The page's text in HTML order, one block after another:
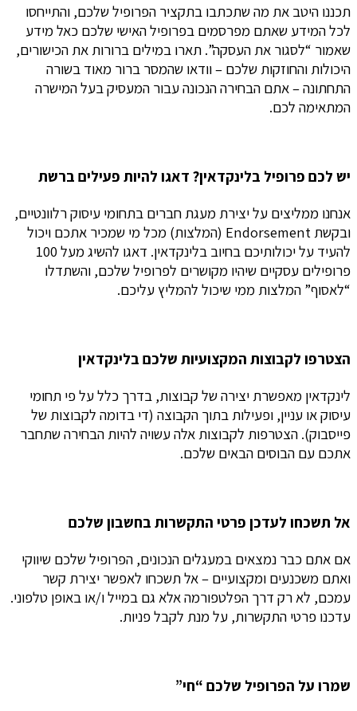
תכננו היטב את מה שתכתבו בתקציר הפרופיל שלכם, והתייחסו
לכל המידע שאתם מפרסמים בפרופיל האישי שלכם כאל מידע
שאמור “לסגור את העסקה”. תארו במילים ברורות את הכישורים,
היכולות והחוזקות שלכם – וודאו שהמסר ברור מאוד בשורה
התחתונה – אתם הבחירה הנכונה עבור המעסיק בעל המישרה
המתאימה לכם.
יש לכם פרופיל בלינקדאין? דאגו להיות פעילים ברשת
אנחנו ממליצים על יצירת מעגת חברים בתחומי עיסוק רלוונטיים,
ובקשת Endorsement (המלצות) מכל מי שמכיר אתכם ויכול
להעיד על יכולותיכם בחיוב בלינקדאין. דאגו להשיג מעל 100
פרופילים עסקיים שיהיו מקושרים לפרופיל שלכם, והשתדלו
“לאסוף” המלצות ממי שיכול להמליץ עליכם.
הצטרפו לקבוצות המקצועיות שלכם בלינקדאין
לינקדאין מאפשרת יצירה של קבוצות, בדרך כלל על פי תחומי
עיסוק או עניין, ופעילות בתוך הקבוצה (די בדומה לקבוצות של
פייסבוק). הצטרפות לקבוצות אלה עשויה להיות הבחירה שתחבר
אתכם עם הבוסים הבאים שלכם.
אל תשכחו לעדכן פרטי התקשרות בחשבון שלכם
אם אתם כבר נמצאים במעגלים הנכונים, הפרופיל שלכם שיווקי
ואתם משכנעים ומקצועיים – אל תשכחו לאפשר יצירת קשר
עמכם, לא רק דרך הפלטפורמה אלא גם במייל ו/או באופן טלפוני.
עדכנו פרטי התקשרות, על מנת לקבל פניות.
שמרו על הפרופיל שלכם “חי”